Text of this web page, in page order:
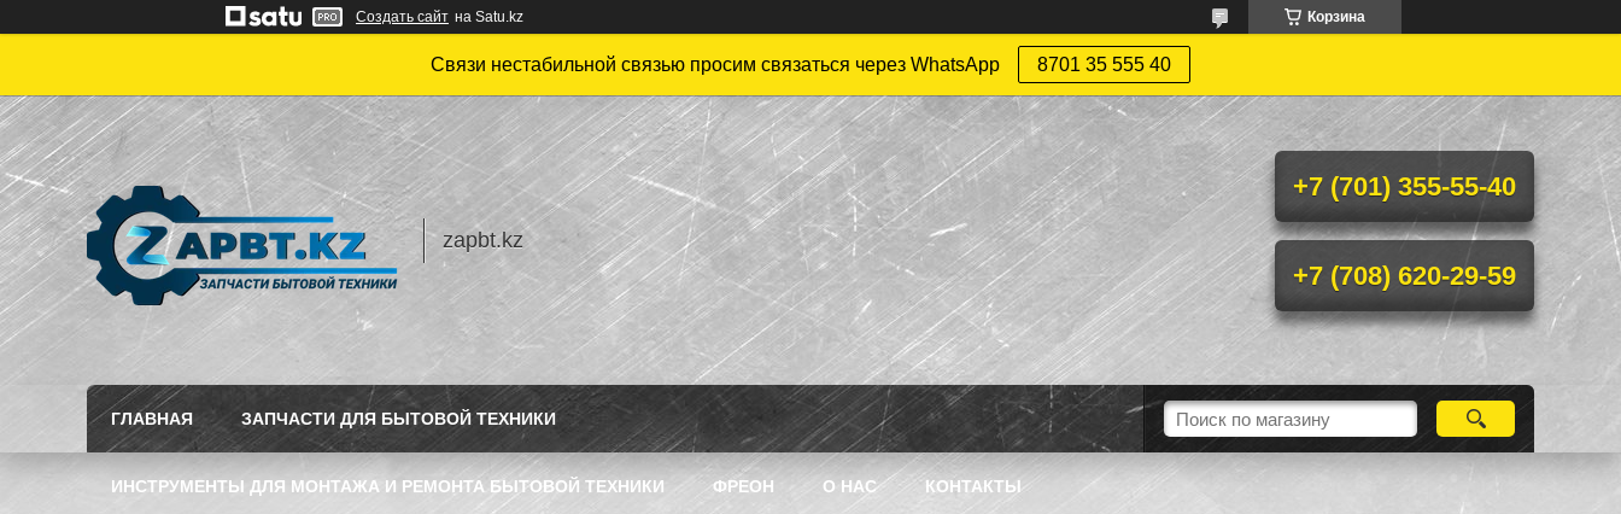
Создать сайт на Satu.kz Корзина
Связи нестабильной связью просим связаться через WhatsApp 8701 35 555 40
zapbt.kz
+7 (701) 355-55-40
+7 (708) 620-29-59
ГЛАВНАЯ ЗАПЧАСТИ ДЛЯ БЫТОВОЙ ТЕХНИКИ
ИНСТРУМЕНТЫ ДЛЯ МОНТАЖА И РЕМОНТА БЫТОВОЙ ТЕХНИКИ ФРЕОН О НАС КОНТАКТЫ